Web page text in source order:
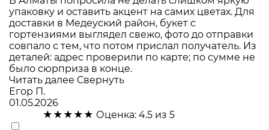
упаковку и оставить акцент на самих цветах. Для
доставки в Медеуский район, букет с
гортензиями выглядел свежо, фото до отправки
совпало с тем, что потом прислал получатель. Из
деталей: адрес проверили по карте; по сумме не
было сюрприза в конце.
Читать далее Свернуть
Егор П.
01.05.2026
★★★★★ Оценка: 4.5 из 5